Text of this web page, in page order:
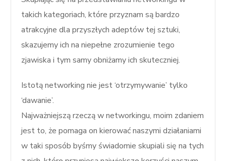
takich kategoriach, które przyznam są bardzo
atrakcyjne dla przyszłych adeptów tej sztuki,
skazujemy ich na niepełne zrozumienie tego
zjawiska i tym samy obniżamy ich skuteczniej.
Istotą networking nie jest ‘otrzymywanie’ tylko
‘dawanie’.
Najważniejszą rzeczą w networkingu, moim zdaniem
jest to, że pomaga on kierować naszymi działaniami
w taki sposób byśmy świadomie skupiali się na tych